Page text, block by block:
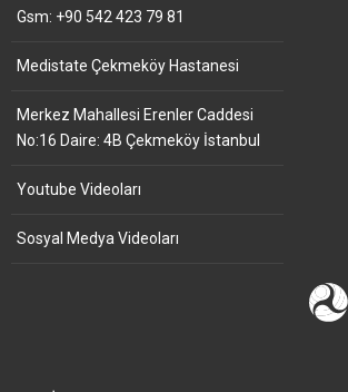
Gsm: +90 542 423 79 81
Medistate Çekmeköy Hastanesi
Merkez Mahallesi Erenler Caddesi
No:16 Daire: 4B Çekmeköy İstanbul
Youtube Videoları
Sosyal Medya Videoları